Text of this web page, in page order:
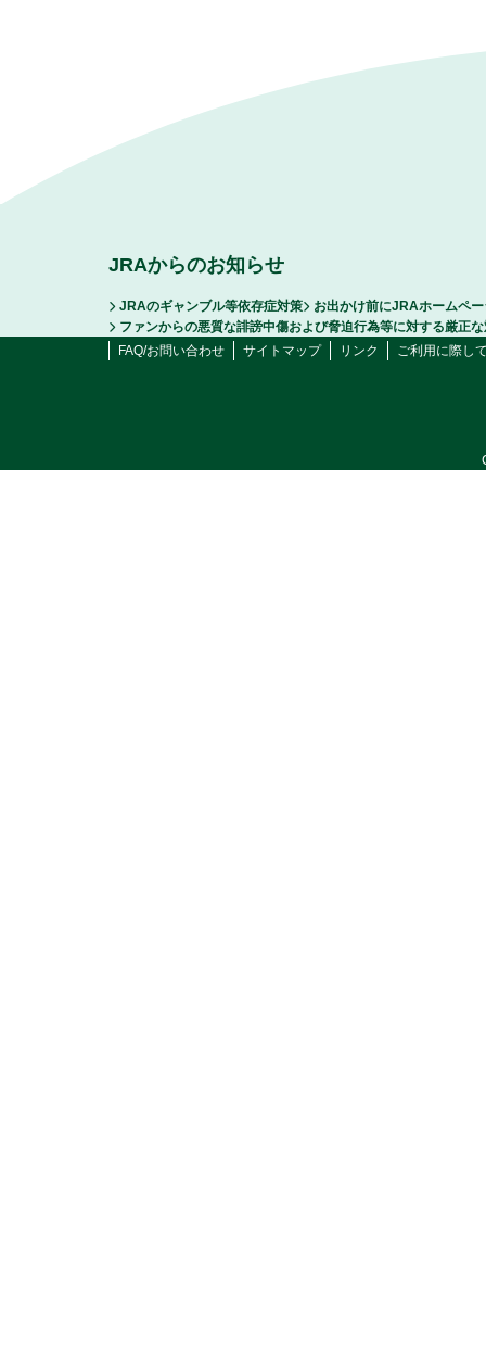
JRAからのお知らせ
JRAのギャンブル等依存症対策
お出かけ前にJRAホームペ
ファンからの悪質な誹謗中傷および脅迫行為等に対する厳正
FAQ/お問い合わせ
サイトマップ リンク ご利用に際し